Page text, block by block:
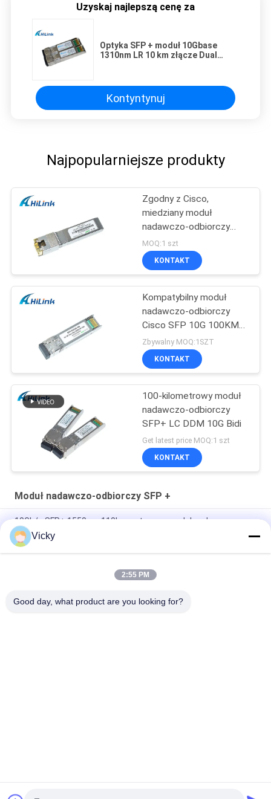
Uzyskaj najlepszą cenę za
Optyka SFP + moduł 10Gbase
1310nm LR 10 km złącze Dual
Kontyntynuj
Najpopularniejsze produkty
Zgodny z Cisco,
miedziany moduł
nadawczo-odbiorczy
SFP + 10G SFP -10G-T
złącze RJ45
MOQ:1 szt
KONTAKT
Kompatybilny moduł
nadawczo-odbiorczy
Cisco SFP 10G 100KM
26db Dwdm SFP +
Zbywalny MOQ:1SZT
KONTAKT
100-kilometrowy moduł
nadawczo-odbiorczy
SFP+ LC DDM 10G Bidi
Get latest price MOQ:1 szt
KONTAKT
Moduł nadawczo-odbiorczy SFP +
10Gb/s SFP+ 1550nm 110km optyczny moduł nadawczo-
odbiorczy Zgodny z RoHS
25Gbps BIDI 40KM 1270/1310nm 40KM APD LC DOM
Vicky
2:55 PM
Good day, what product are you looking for?